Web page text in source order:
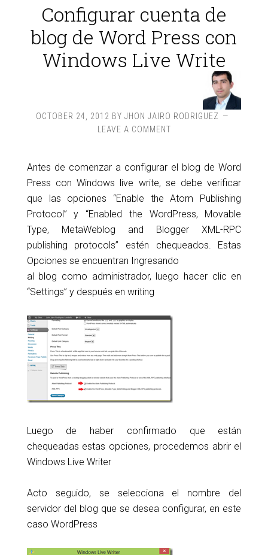
Configurar cuenta de
blog de Word Press con
Windows Live Write
OCTOBER 24, 2012 BY JHON JAIRO RODRIGUEZ
LEAVE A COMMENT
Antes de comenzar a configurar el blog de Word
Press con Windows live write, se debe verificar
que las opciones “Enable the Atom Publishing
Protocol” y “Enabled the WordPress, Movable
Type, MetaWeblog and Blogger XML-RPC
publishing protocols” estén chequeados. Estas
Opciones se encuentran Ingresando
al blog como administrador, luego hacer clic en
“Settings” y después en writing
Luego de haber confirmado que están
chequeadas estas opciones, procedemos abrir el
Windows Live Writer
Acto seguido, se selecciona el nombre del
servidor del blog que se desea configurar, en este
caso WordPress